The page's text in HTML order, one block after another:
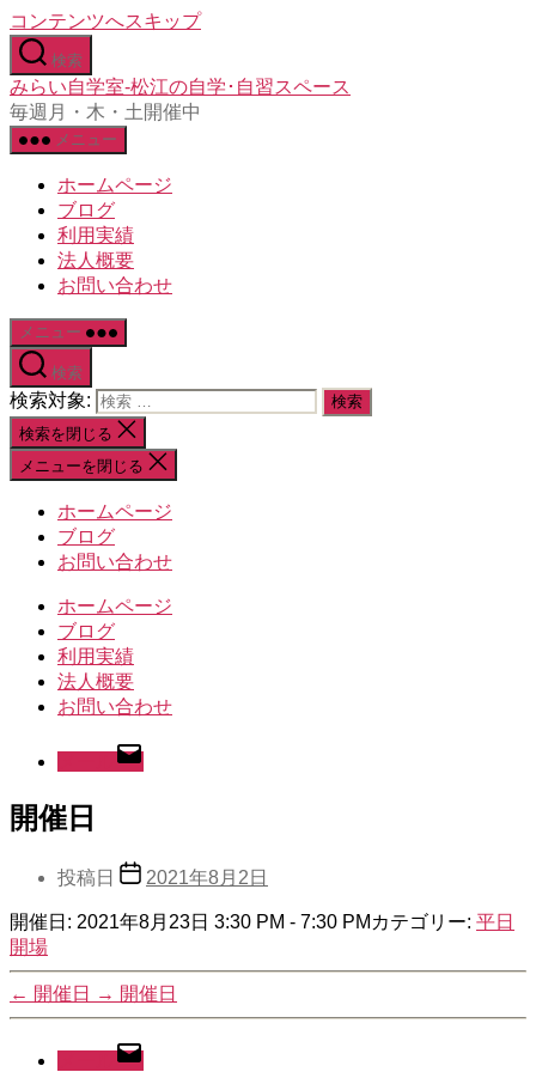
コンテンツへスキップ
検索
みらい自学室-松江の自学･自習スペース
毎週月・木・土開催中
メニュー
ホームページ
ブログ
利用実績
法人概要
お問い合わせ
メニュー
検索
検索対象:
検索を閉じる
メニューを閉じる
ホームページ
ブログ
お問い合わせ
ホームページ
ブログ
利用実績
法人概要
お問い合わせ
開催日
投稿日 2021年8月2日
開催日: 2021年8月23日 3:30 PM - 7:30 PM カテゴリー: 平日
開場
← 開催日 → 開催日